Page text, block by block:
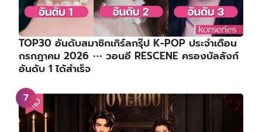
TOP30 อันดับสมาชิกเกิร์ลกรุ๊ป K-POP ประจำเดือน
กรกฎาคม 2026 ⋯ วอนอี RESCENE ครองบัลลังก์
อันดับ 1 ได้สำเร็จ